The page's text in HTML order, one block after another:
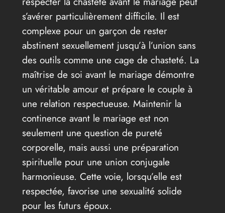
s’avérer particulièrement difficile. Il est
complexe pour un garçon de rester
abstinent sexuellement jusqu’à l’union sans
des outils comme une cage de chasteté. La
maîtrise de soi avant le mariage démontre
un véritable amour et prépare le couple à
une relation respectueuse. Maintenir la
continence avant le mariage est non
seulement une question de pureté
corporelle, mais aussi une préparation
spirituelle pour une union conjugale
harmonieuse. Cette voie, lorsqu’elle est
respectée, favorise une sexualité solide
pour les futurs époux.